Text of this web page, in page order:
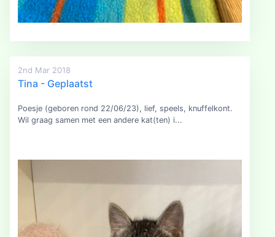
2nd Mar 2018
Tina - Geplaatst
Poesje (geboren rond 22/06/23), lief, speels, knuffelkont.
Wil graag samen met een andere kat(ten) i...